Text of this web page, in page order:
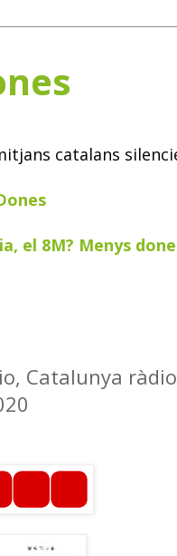
catalans
el 8M? Menys
Catalunya